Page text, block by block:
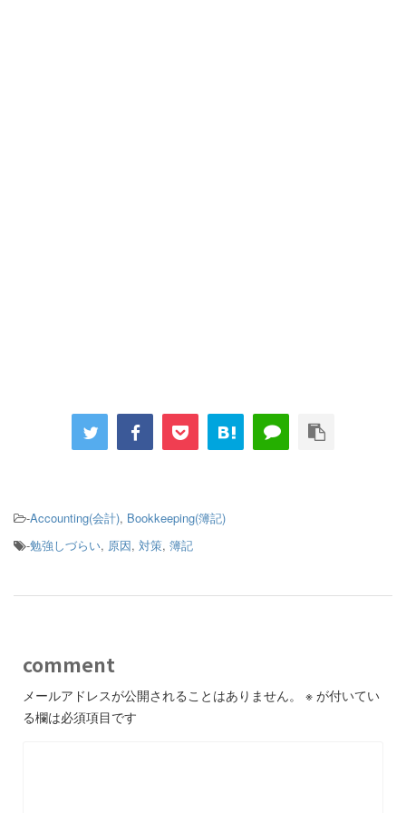
-Accounting(会計), Bookkeeping(簿記)
-勉強しづらい, 原因, 対策, 簿記
comment
メールアドレスが公開されることはありません。 ※ が付いてい
る欄は必須項目です